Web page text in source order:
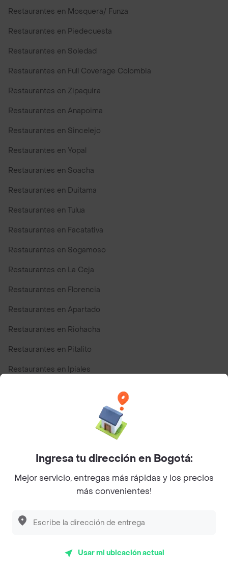
Restaurantes en Mosquera/ Funza
Restaurantes en Piedecuesta
Restaurantes en Soledad
Restaurantes en Full Coverage Colombia
Restaurantes en Zipaquira
Restaurantes en Anapoima
Restaurantes en Sincelejo
Restaurantes en Yopal
Restaurantes en Soacha
Restaurantes en Duitama
Restaurantes en Tulua
Restaurantes en Facatativa
Restaurantes en Sogamoso
Restaurantes en La Ceja
Restaurantes en Florencia
Restaurantes en Apartado
Restaurantes en Riohacha
Restaurantes en Pitalito
Restaurantes en Ipiales
Top Marcas y Cadenas de Restaurantes
Encuéntranos en estos países
App Store Google play AppGallery
Ingresa tu dirección en Bogotá:
Mejor servicio, entregas más rápidas y los precios
más convenientes!
Usar mi ubicación actual